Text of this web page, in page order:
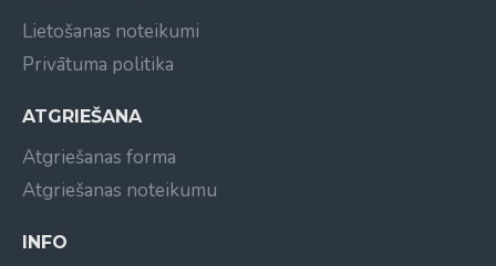
Lietošanas noteikumi
Privātuma politika
ATGRIEŠANA
Atgriešanas forma
Atgriešanas noteikumu
INFO